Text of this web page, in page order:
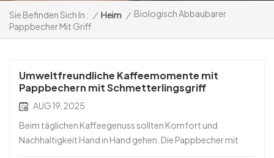
Sie Befinden Sich In : / Heim / Biologisch Abbaubarer
Pappbecher Mit Griff
Umweltfreundliche Kaffeemomente mit
Pappbechern mit Schmetterlingsgriff
AUG 19, 2025
Beim täglichen Kaffeegenuss sollten Komfort und
Nachhaltigkeit Hand in Hand gehen. Die Pappbecher mit
Schmetterlingsgriff for Hot Coffee wurde sowohl mit Blick